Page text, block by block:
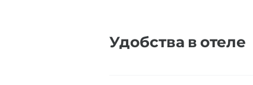
Удобства в отеле